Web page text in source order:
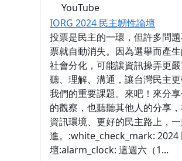
YouTube
IORG 2024 民主韌性論壇
投票是民主的一環，但許多問
票就自動消失。因為選舉而產生
社會分化，可能讓資訊操弄更
聽、理解、溝通，讓台灣民主
我們的重要課題。來吧！來分
的觀察，也聽聽其他人的分享
資訊環境、更好的民主路上，
進。:white_check_mark: 2024
壇:alarm_clock: 這週六（1...